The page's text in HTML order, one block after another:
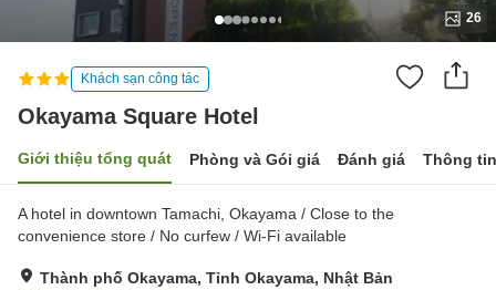
26
Khách sạn công tác
Okayama Square Hotel
Giới thiệu tổng quát Phòng và Gói giá Đánh giá Thông
A hotel in downtown Tamachi, Okayama / Close to the
convenience store / No curfew / Wi-Fi available
Thành phố Okayama, Tỉnh Okayama, Nhật Bản